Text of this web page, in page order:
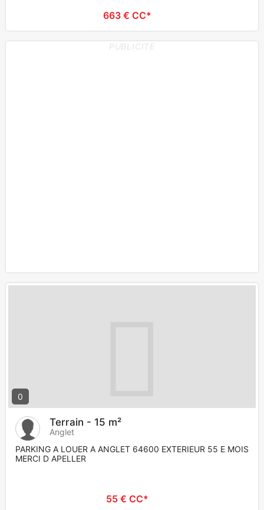
663 € CC*
PUBLICITE
0
Terrain - 15 m²
Anglet
PARKING A LOUER A ANGLET 64600 EXTERIEUR 55 E MOIS
MERCI D APELLER
55 € CC*